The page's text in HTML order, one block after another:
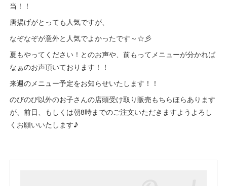
当！！
唐揚げがとっても人気ですが、
なぞなぞが意外と人気でよかったです～☆彡
夏もやってください！とのお声や、前もってメニューが分かれば
なぁのお声頂いております！！
来週のメニュー予定をお知らせいたします！！
のびのび以外のお子さんの店頭受け取り販売もちらほらあります
が、前日、もしくは朝8時までのご注文いただきますようよろし
くお願いいたします♪